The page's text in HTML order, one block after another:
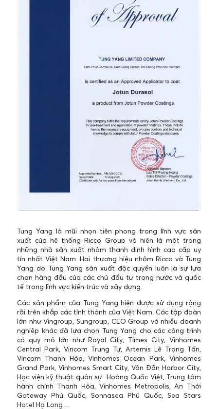
Tung Yang là mũi nhọn tiên phong trong lĩnh vực sản
xuất của hệ thống Ricco Group và hiện là một trong
những nhà sản xuất nhôm thanh định hình cao cấp uy
tín nhất Việt Nam. Hai thương hiệu nhôm Ricco và Tung
Yang do Tung Yang sản xuất độc quyền luôn là sự lựa
chọn hàng đầu của các chủ đầu tư trong nước và quốc
tế trong lĩnh vực kiến trúc và xây dựng.
Các sản phẩm của Tung Yang hiện được sử dụng rộng
rãi trên khắp các tỉnh thành của Việt Nam. Các tập đoàn
lớn như Vingroup, Sungroup, CEO Group và nhiều doanh
nghiệp khác đã lựa chọn Tung Yang cho các công trình
có quy mô lớn như Royal City, Times City, Vinhomes
Central Park, Vincom Trung Tự, Artemis Lê Trọng Tấn,
Vincom Thanh Hóa, Vinhomes Ocean Park, Vinhomes
Grand Park, Vinhomes Smart City, Vân Đồn Harbor City,
Học viện kỹ thuật quân sự Hoàng Quốc Việt, Trung tâm
hành chính Thanh Hóa, Vinhomes Metropolis, An Thới
Gateway Phú Quốc, Sonnasea Phú Quốc, Sea Stars
Hotel Hạ Long…